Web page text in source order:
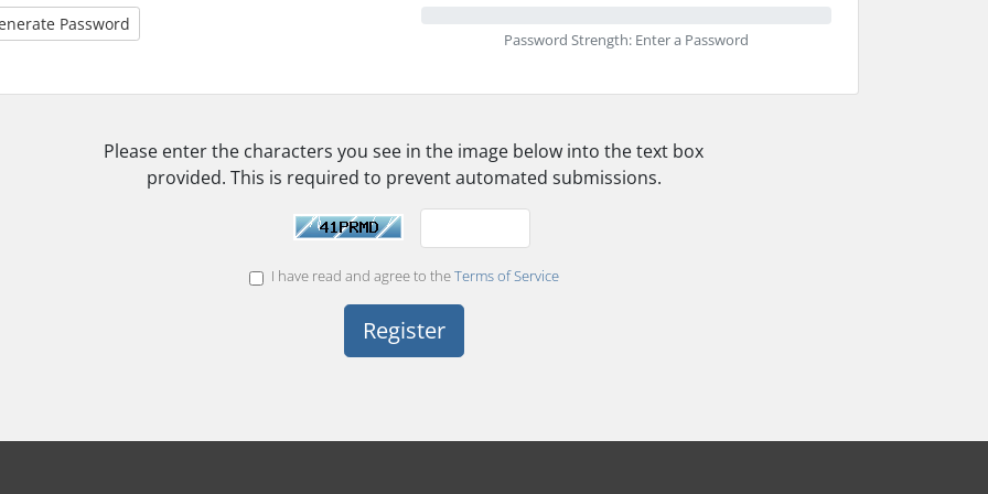
Password
Password Strength: Enter a Password
Please enter the characters you see in the image below into the text box
provided. This is required to prevent automated submissions.
I have read and agree to theTerms of Service